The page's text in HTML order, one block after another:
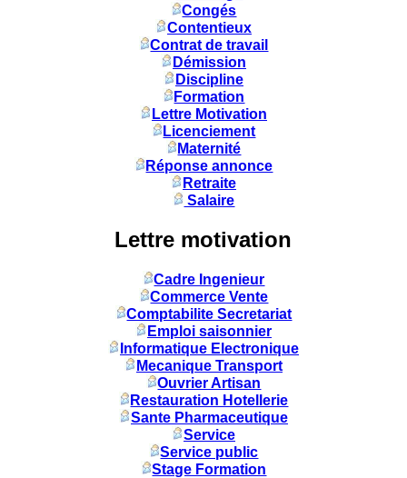
Congés
Contentieux
Contrat de travail
Démission
Discipline
Formation
Lettre Motivation
Licenciement
Maternité
Réponse annonce
Retraite
Salaire
Lettre motivation
Cadre Ingenieur
Commerce Vente
Comptabilite Secretariat
Emploi saisonnier
Informatique Electronique
Mecanique Transport
Ouvrier Artisan
Restauration Hotellerie
Sante Pharmaceutique
Service
Service public
Stage Formation